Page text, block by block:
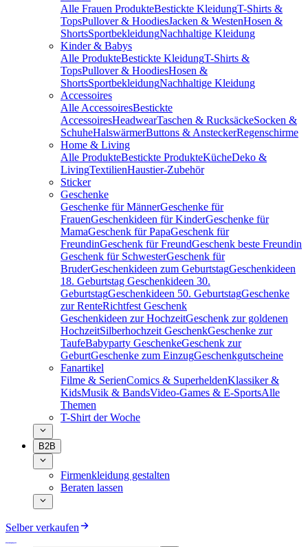
Alle Frauen ProdukteBestickte KleidungT-Shirts &
TopsPullover & HoodiesJacken & WestenHosen &
ShortsSportbekleidungNachhaltige Kleidung
Kinder & Babys
Alle ProdukteBestickte KleidungT-Shirts &
TopsPullover & HoodiesHosen &
ShortsSportbekleidungNachhaltige Kleidung
Accessoires
Alle AccessoiresBestickte
AccessoiresHeadwearTaschen & RucksäckeSocken &
SchuheHalswärmerButtons & AnsteckerRegenschirme
Home & Living
Alle ProdukteBestickte ProdukteKücheDeko &
LivingTextilienHaustier-Zubehör
Sticker
Geschenke
Geschenke für MännerGeschenke für
FrauenGeschenkideen für KinderGeschenke für
MamaGeschenk für PapaGeschenk für
FreundinGeschenk für FreundGeschenk beste Freundin
Geschenk für SchwesterGeschenk für
BruderGeschenkideen zum GeburtstagGeschenkideen
18. Geburtstag Geschenkideen 30.
GeburtstagGeschenkideen 50. GeburtstagGeschenke
zur RenteRichtfest Geschenk
Geschenkideen zur HochzeitGeschenk zur goldenen
HochzeitSilberhochzeit GeschenkGeschenke zur
TaufeBabyparty GeschenkeGeschenk zur
GeburtGeschenke zum EinzugGeschenkgutscheine
Fanartikel
Filme & SerienComics & SuperheldenKlassiker &
KidsMusik & BandsVideo-Games & E-SportsAlle
Themen
T-Shirt der Woche
B2B
Firmenkleidung gestalten
Beraten lassen
Selber verkaufen